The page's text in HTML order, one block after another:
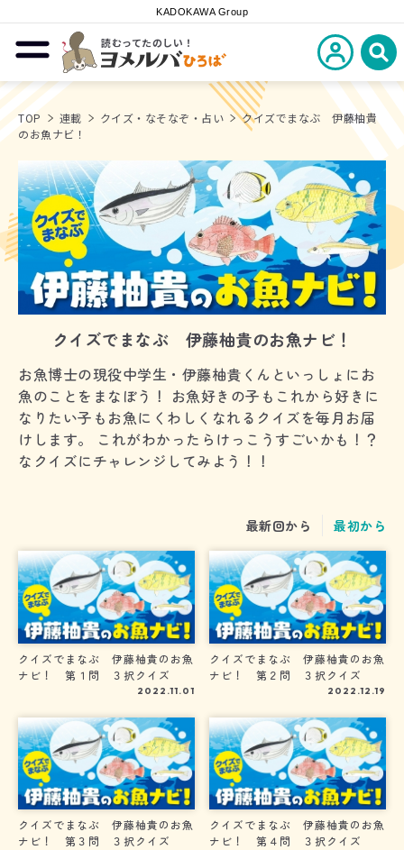
KADOKAWA Group
メニューを開閉する
読むってたのしい！
ヨメルバひろば
新規会員登
検
TOP 連載 クイズ・なそなぞ・占い
クイズでまなぶ 伊藤柚貴
のお魚ナビ！
クイズでまなぶ 伊藤柚貴のお魚ナビ！
お魚博士の現役中学生・伊藤柚貴くんといっしょにお
魚のことをまなぼう！ お魚好きの子もこれから好きに
なりたい子もお魚にくわしくなれるクイズを毎月お届
けします。 これがわかったらけっこうすごいかも！？
なクイズにチャレンジしてみよう！！
最新回から 最初から
クイズでまなぶ 伊藤柚貴のお魚
ナビ！ 第１問 ３択クイズ
2022.11.01
クイズでまなぶ 伊藤柚貴のお魚
ナビ！ 第２問 ３択クイズ
2022.12.19
クイズでまなぶ 伊藤柚貴のお魚
ナビ！ 第３問 ３択クイズ
クイズでまなぶ 伊藤柚貴のお魚
ナビ！ 第４問 ３択クイズ